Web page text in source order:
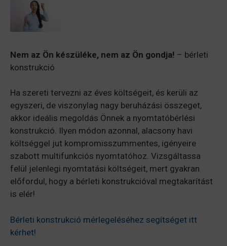
Nem az Ön készüléke, nem az Ön gondja! – bérleti
konstrukció
Ha szereti tervezni az éves költségeit, és kerüli az
egyszeri, de viszonylag nagy beruházási összeget,
akkor ideális megoldás Önnek a nyomtatóbérlési
konstrukció. Ilyen módon azonnal, alacsony havi
költséggel jut kompromisszummentes, igényeire
szabott multifunkciós nyomtatóhoz. Vizsgáltassa
felül jelenlegi nyomtatási költségeit, mert gyakran
előfordul, hogy a bérleti konstrukcióval megtakarítást
is elér!
Bérleti konstrukció mérlegeléséhez segítséget itt
kérhet!